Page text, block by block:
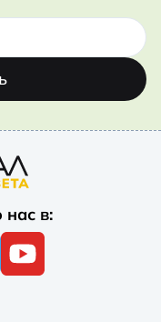
нас в: